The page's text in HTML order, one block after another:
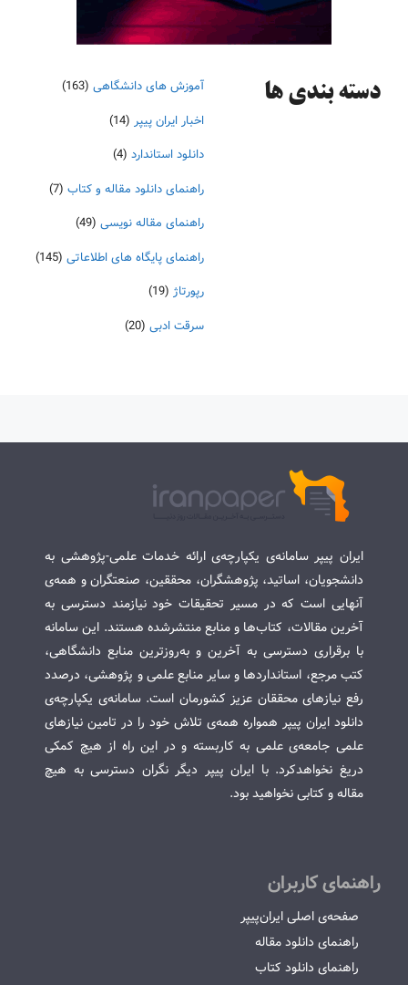
دسته‌ بندی ها آموزش های دانشگاهی (163)
اخبار ایران پیپر (14)
دانلود استاندارد (4)
راهنمای دانلود مقاله و کتاب (7)
راهنمای مقاله نویسی (49)
راهنمای پایگاه های اطلاعاتی (145)
رپورتاژ (19)
سرقت ادبی (20)
ایران پیپر سامانه‌ی یکپارچه‌ی ارائه خدمات علمی-پژوهشی به
دانشجویان، اساتید، پژوهشگران، محققین، صنعتگران و همه‌ی
آنهایی است که در مسیر تحقیقات خود نیازمند دسترسی به
آخرین مقالات، کتاب‌ها و منابع منتشرشده هستند. این سامانه
با برقراری دسترسی به آخرین و به‌روزترین منابع دانشگاهی،
کتب مرجع، استانداردها و سایر منابع علمی و پژوهشی، درصدد
رفع نیازهای محققان عزیز کشورمان است. سامانه‌ی یکپارچه‌ی
دانلود ایران پیپر همواره همه‌ی تلاش خود را در تامین نیازهای
علمی جامعه‌ی علمی به کاربسته و در این راه از هیچ کمکی
دریغ نخواهدکرد. با ایران پیپر دیگر نگران دسترسی به هیچ
مقاله و کتابی نخواهید بود.
راهنمای کاربران
صفحه‌ی اصلی ایران‌پیپر
راهنمای دانلود مقاله
راهنمای دانلود کتاب